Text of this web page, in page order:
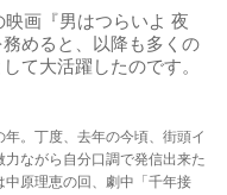
画『男はつらいよ 夜
めると、以降も多くの
て大活躍したのです。
。丁度、去年の今頃、街頭イ
ながら自分口調で発信出来た
原理恵の回、劇中「千年接